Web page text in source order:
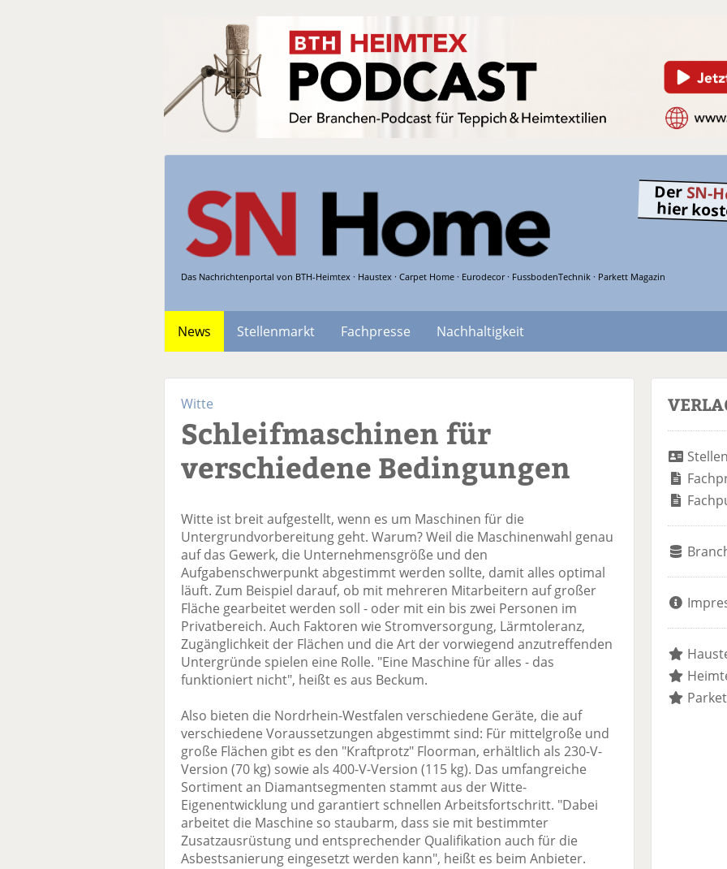
Das Nachrichtenportal von BTH-Heimtex · Haustex · Carpet Home · Eurodecor · FussbodenTechnik · Parkett Magazin
Der SN-
hier
News Stellenmarkt Fachpresse
Nachhaltigkeit
Witte
Schleifmaschinen für
verschiedene Bedingungen
Witte ist breit aufgestellt, wenn es um Maschinen für die
Untergrundvorbereitung geht. Warum? Weil die Maschinenwahl genau
auf das Gewerk, die Unternehmensgröße und den
Aufgabenschwerpunkt abgestimmt werden sollte, damit alles optimal
läuft. Zum Beispiel darauf, ob mit mehreren Mitarbeitern auf großer
Fläche gearbeitet werden soll - oder mit ein bis zwei Personen im
Privatbereich. Auch Faktoren wie Stromversorgung, Lärmtoleranz,
Zugänglichkeit der Flächen und die Art der vorwiegend anzutreffenden
Untergründe spielen eine Rolle. "Eine Maschine für alles - das
funktioniert nicht", heißt es aus Beckum.
Also bieten die Nordrhein-Westfalen verschiedene Geräte, die auf
verschiedene Voraussetzungen abgestimmt sind: Für mittelgroße und
große Flächen gibt es den "Kraftprotz" Floorman, erhältlich als 230-V-
Version (70 kg) sowie als 400-V-Version (115 kg). Das umfangreiche
Sortiment an Diamantsegmenten stammt aus der Witte-
Eigenentwicklung und garantiert schnellen Arbeitsfortschritt. "Dabei
arbeitet die Maschine so staubarm, dass sie mit bestimmter
Zusatzausrüstung und entsprechender Qualifikation auch für die
Asbestsanierung eingesetzt werden kann", heißt es beim Anbieter.